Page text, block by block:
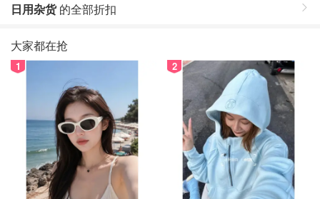
日用杂货的全部折扣
大家都在抢
1 2